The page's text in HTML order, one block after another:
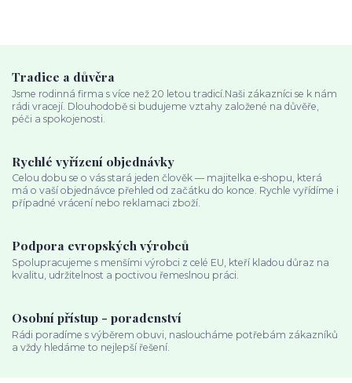
Tradice a důvěra
Jsme rodinná firma s více než 20 letou tradicí.Naši zákazníci se k nám
rádi vracejí. Dlouhodobě si budujeme vztahy založené na důvěře,
péči a spokojenosti.
Rychlé vyřízení objednávky
Celou dobu se o vás stará jeden člověk — majitelka e‑shopu, která
má o vaší objednávce přehled od začátku do konce. Rychle vyřídíme i
případné vrácení nebo reklamaci zboží.
Podpora evropských výrobců
Spolupracujeme s menšími výrobci z celé EU, kteří kladou důraz na
kvalitu, udržitelnost a poctivou řemeslnou práci.
Osobní přístup - poradenství
Rádi poradíme s výběrem obuvi, nasloucháme potřebám zákazníků
a vždy hledáme to nejlepší řešení.